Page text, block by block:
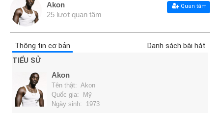
Thể
Loại
Nghệ
Khuyến
Mại
Akon
25 lượt quan tâm
Quan tâm
Thông tin cơ bản
Danh sách bài hát
TIỂU SỬ
Akon
Tên thật: Akon
Quốc gia: Mỹ
Ngày sinh: 1973